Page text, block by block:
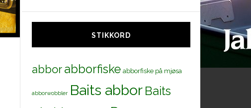
STIKKORD
abborabborfiske abborfiske på mjøsa
abborwobbler Baits abbor Baits